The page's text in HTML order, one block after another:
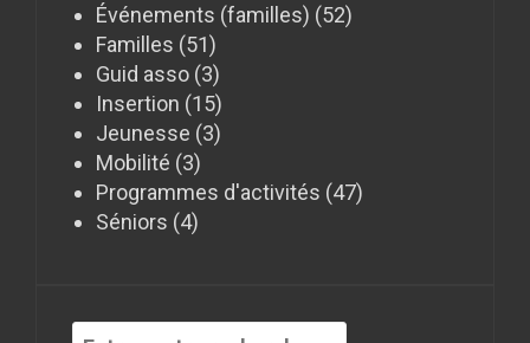
Événements (familles) (52)
Familles (51)
Guid asso (3)
Insertion (15)
Jeunesse (3)
Mobilité (3)
Programmes d'activités (47)
Séniors (4)
Recherche